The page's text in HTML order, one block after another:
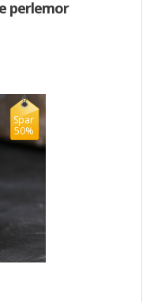
perlemor
Spar
50%